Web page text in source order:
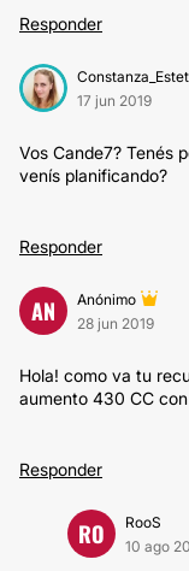
Responder
17 jun 2019
Vos Cande7? Tenés
venís planificando?
Responder
AN
Anónimo
28 jun 2019
Hola! como va tu
aumento 430 CC
Responder
RO
RooS
10 ago